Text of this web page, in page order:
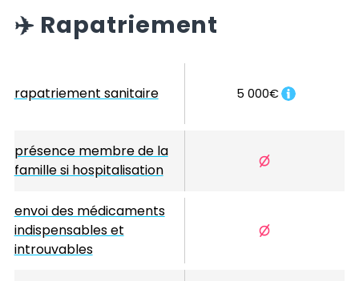
✈️ Rapatriement
rapatriement sanitaire 5 000€
présence membre de la
famille si hospitalisation
envoi des médicaments
indispensables et
introuvables